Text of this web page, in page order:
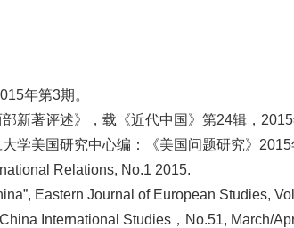
年第3期。
著评述》，载《近代中国》第24辑，2015
学美国研究中心编：《美国问题研究》
Relations, No.1 2015.
Eastern Journal of European Studies,
International Studies，No.51, March/